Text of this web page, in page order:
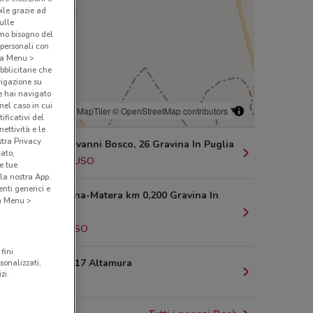
© MapTiler© OpenStreetMap contributors
Via San Giovanni Bosco, 26 Gravina In Puglia
CHIUSO
SP 53 Gravina-Matera km 0,200 Gravina In
CHIUSO
Via Ostuni, 17 Altamura
grazie ad
bisogno del
con
Menu >
che
su
hai navigato
caso in cui
del
e le
Privacy
tue
nostra App.
generici e
Menu >
fini